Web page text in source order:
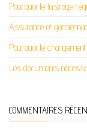
Pourquoi le lustrage
Assurance et
Pourquoi le
Les documents
COMMENTAIRES